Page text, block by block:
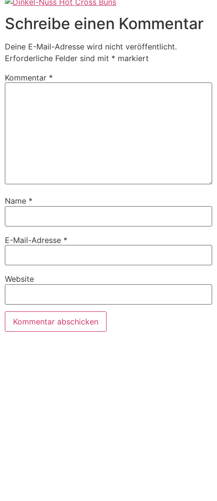
Schreibe einen Kommentar
Deine E-Mail-Adresse wird nicht veröffentlicht.
Erforderliche Felder sind mit * markiert
Kommentar *
Name *
E-Mail-Adresse *
Website